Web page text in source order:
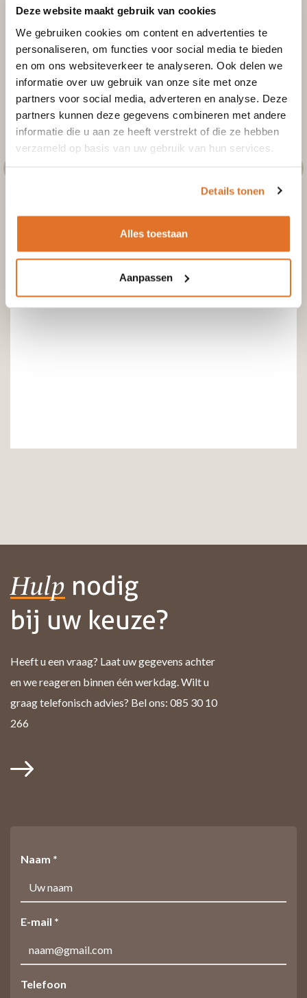
Deze website maakt gebruik van cookies
We gebruiken cookies om content en advertenties te
personaliseren, om functies voor social media te bieden
en om ons websiteverkeer te analyseren. Ook delen we
informatie over uw gebruik van onze site met onze
partners voor social media, adverteren en analyse. Deze
partners kunnen deze gegevens combineren met andere
informatie die u aan ze heeft verstrekt of die ze hebben
verzameld op basis van uw gebruik van hun services.
Details tonen
Alles toestaan
Aanpassen
Toevoegen aan winkelwagen
Hulp nodig
bij uw keuze?
Heeft u een vraag? Laat uw gegevens achter
en we reageren binnen één werkdag. Wilt u
graag telefonisch advies? Bel ons: 085 30 10
266
Naam *
E-mail *
Telefoon